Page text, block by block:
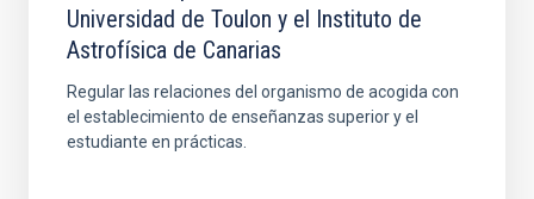
Universidad de Toulon y el Instituto de
Astrofísica de Canarias
Regular las relaciones del organismo de acogida con
el establecimiento de enseñanzas superior y el
estudiante en prácticas.